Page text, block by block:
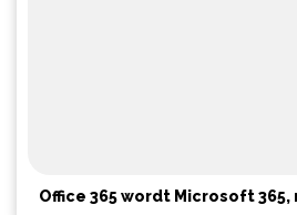
Office 365 wordt Microsoft